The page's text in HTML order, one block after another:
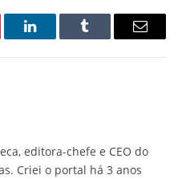
LinkedInTumblr
E-
editora-chefe e CEO do
Criei o portal há 3 anos